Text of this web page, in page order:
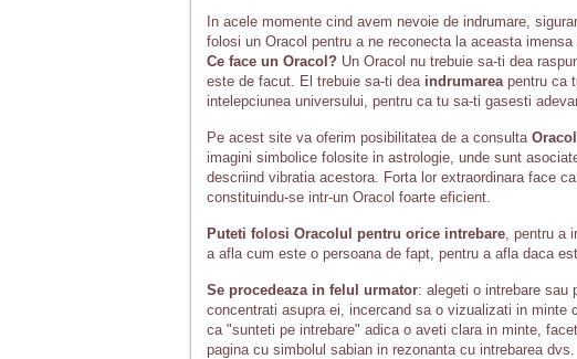
In acele momente cind avem nevoie de indrumare,
folosi un Oracol pentru a ne reconecta la aceasta
Ce face un Oracol? Un Oracol nu trebuie sa-ti dea
este de facut. El trebuie sa-ti dea indrumareapentru ca
intelepciunea universului, pentru ca tu sa-ti gasesti
Pe acest site va oferim posibilitatea de a consulta
imagini simbolice folosite in astrologie, unde sunt
descriind vibratia acestora. Forta lor extraordinara face
constituindu-se intr-un Oracol foarte eficient.
Puteti folosi Oracolul pentru orice intrebare, pentru a
a afla cum este o persoana de fapt, pentru a afla daca
Se procedeaza in felul urmator: alegeti o intrebare sau
concentrati asupra ei, incercand sa o vizualizati in
ca "sunteti pe intrebare" adica o aveti clara in minte,
pagina cu simbolul sabian in rezonanta cu intrebarea dvs.